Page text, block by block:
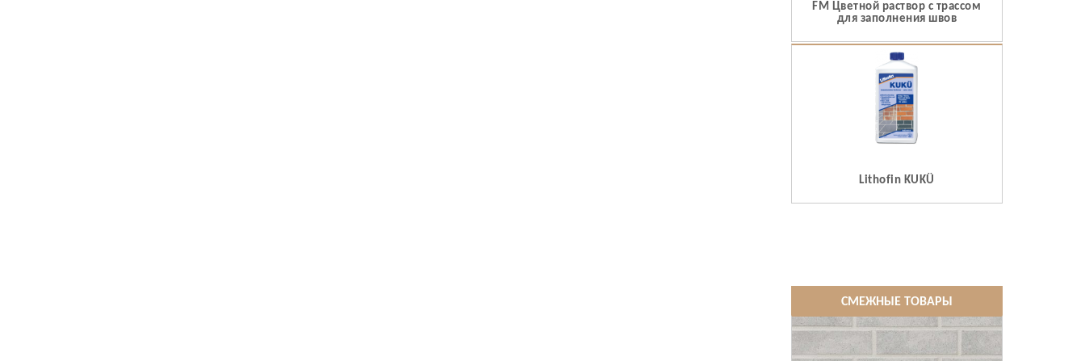
FM Цветной раствор с трассом
для заполнения швов
Lithofin KUKÜ
СМЕЖНЫЕ ТОВАРЫ